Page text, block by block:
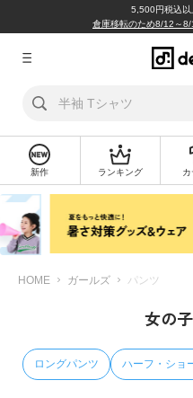
5,500円税込以
倉庫移転のため8/12～
ロ
グ
イ
ン
新
規
会
員
登
カ
新作 ランキング カ
HOME ガールズ パンツ
女の
ロングパンツ ハーフ・ショ